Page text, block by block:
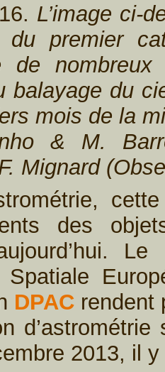
L’image ci-
du premier
de
balayage du
mois de la
& M.
Mignard
des
Spatiale
DPACrendent
2013, il